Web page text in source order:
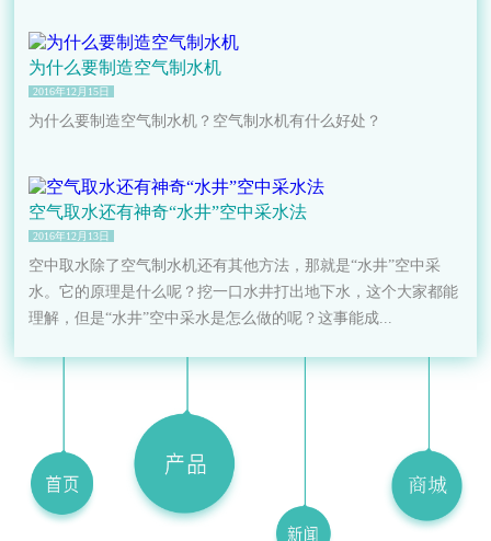
为什么要制造空气制水机
2016年12月15日
为什么要制造空气制水机？空气制水机有什么好处？
空气取水还有神奇“水井”空中采水法
2016年12月13日
空中取水除了空气制水机还有其他方法，那就是“水井”空中采
水。它的原理是什么呢？挖一口水井打出地下水，这个大家都能
理解，但是“水井”空中采水是怎么做的呢？这事能成...